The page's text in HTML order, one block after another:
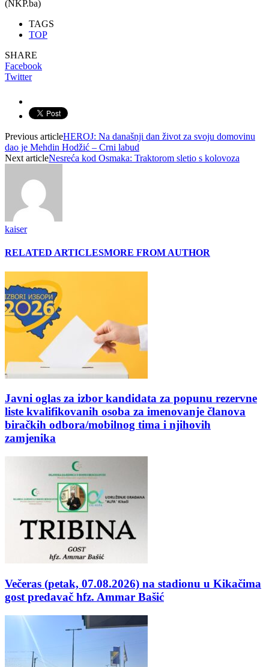
(NKP.ba)
TAGS
TOP
SHARE
Facebook
Twitter
Previous articleHEROJ: Na današnji dan život za svoju domovinu
dao je Mehdin Hodžić – Crni labud
Next articleNesreća kod Osmaka: Traktorom sletio s kolovoza
kaiser
RELATED ARTICLESMORE FROM AUTHOR
Javni oglas za izbor kandidata za popunu rezervne
liste kvalifikovanih osoba za imenovanje članova
biračkih odbora/mobilnog tima i njihovih
zamjenika
Večeras (petak, 07.08.2026) na stadionu u Kikačima
gost predavač hfz. Ammar Bašić